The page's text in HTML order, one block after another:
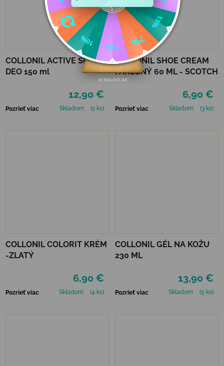
COLLONIL ACTIVE SHOE
DEO 150 ml
12,90 €
Pozrieť viac Skladom (2 ks)
COLLONIL SHOE CREAM
FAREBNÝ 60 ML - SCOTCH
6,90 €
Pozrieť viac Skladom (3 ks)
COLLONIL COLORIT KRÉM
-ZLATÝ
6,90 €
Pozrieť viac Skladom (4 ks)
COLLONIL GÉL NA KOŽU
230 ML
13,90 €
Pozrieť viac Skladom (5 ks)